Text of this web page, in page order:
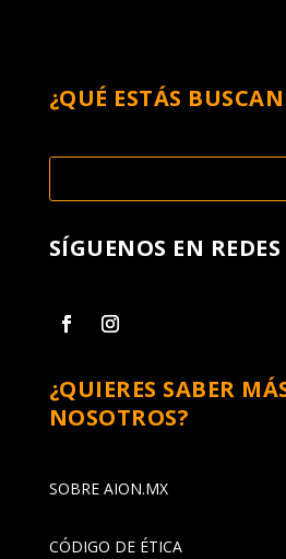
¿QUÉ ESTÁS
SÍGUENOS EN REDES
¿QUIERES SABER
NOSOTROS?
SOBRE AION.MX
CÓDIGO DE ÉTICA